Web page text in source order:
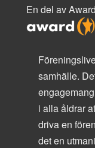
En del av
samhälle.
i alla åldrar
driva en
det en